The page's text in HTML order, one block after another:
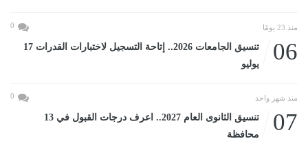
منذ 23 يومًا 0
06
تنسيق الجامعات 2026.. إتاحة التسجيل لاختبارات القدرات 17
يوليو
منذ شهر واحد 0
07
تنسيق الثانوى العام 2027.. اعرف درجات القبول في 13
محافظة